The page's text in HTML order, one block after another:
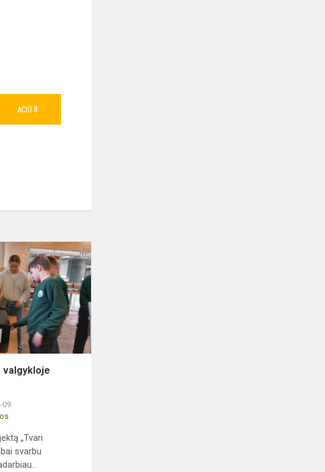
AČIŪ 8
Progimnazijos
valgykloje
naujovė
valgykloje
09
„Tvari
svarbu